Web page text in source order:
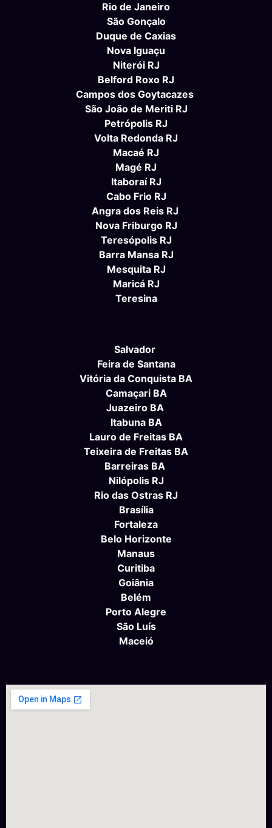
Rio de Janeiro
São Gonçalo
Duque de Caxias
Nova Iguaçu
Niterói RJ
Belford Roxo RJ
Campos dos Goytacazes
São João de Meriti RJ
Petrópolis RJ
Volta Redonda RJ
Macaé RJ
Magé RJ
Itaboraí RJ
Cabo Frio RJ
Angra dos Reis RJ
Nova Friburgo RJ
Teresópolis RJ
Barra Mansa RJ
Mesquita RJ
Maricá RJ
Teresina
Salvador
Feira de Santana
Vitória da Conquista BA
Camaçari BA
Juazeiro BA
Itabuna BA
Lauro de Freitas BA
Teixeira de Freitas BA
Barreiras BA
Nilópolis RJ
Rio das Ostras RJ
Brasília
Fortaleza
Belo Horizonte
Manaus
Curitiba
Goiânia
Belém
Porto Alegre
São Luís
Maceió